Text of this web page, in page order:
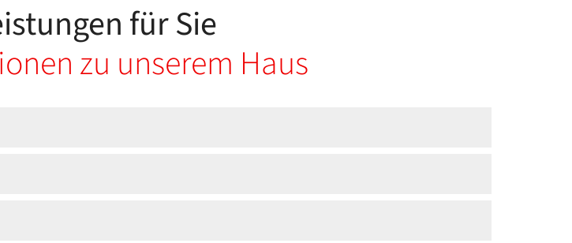
für Sie
zu unserem Haus